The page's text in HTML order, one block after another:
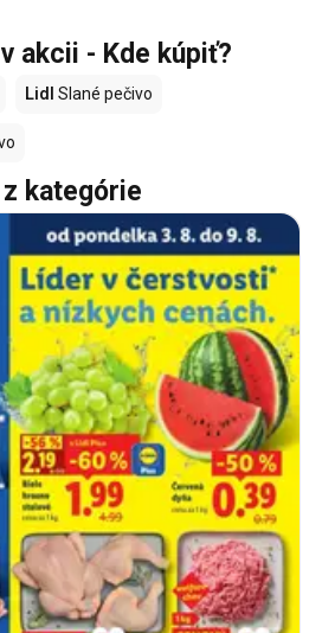
akcii - Kde kúpiť?
Lidl Slané pečivo
kategórie